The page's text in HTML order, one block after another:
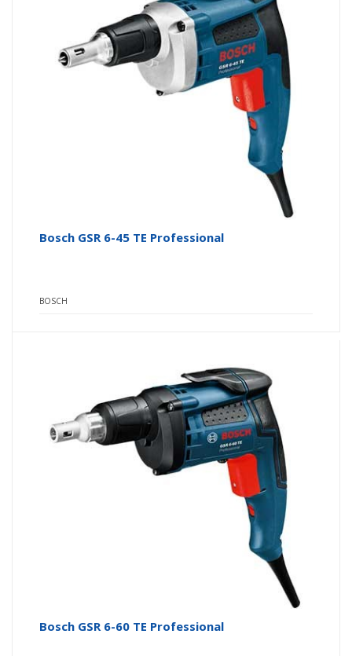
Bosch GSR 6-45 TE Professional
BOSCH
Bosch GSR 6-60 TE Professional